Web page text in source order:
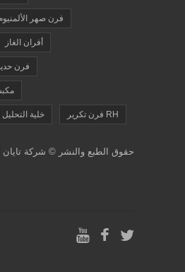
فرن صهر الألمنيوم
أفران الغاز
فرن
خلية التحليل فرن تكرير RH
حقوق الطبع والنشر © شركة تايان